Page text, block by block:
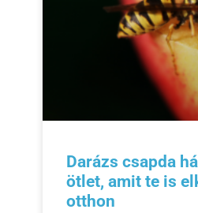
Darázs csapda
ötlet, amit te is
otthon